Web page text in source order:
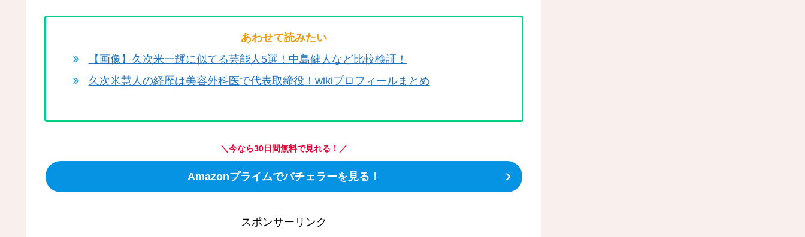
あわせて読みたい
【画像】久次米一輝に似てる芸能人5選！中島健人など比較検証！
久次米慧人の経歴は美容外科医で代表取締役！wikiプロフィールまとめ
＼今なら30日間無料で見れる！／
Amazonプライムでバチェラーを見る！
スポンサーリンク